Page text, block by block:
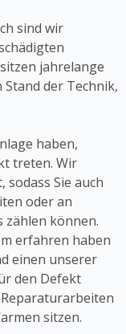
sind wir
jahrelange
der Technik,
haben,
treten. Wir
Sie auch
oder an
zählen können.
erfahren haben
einen unserer
den Defekt
sitzen.